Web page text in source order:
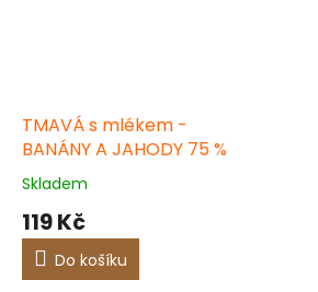
TMAVÁ s mlékem -
BANÁNY A JAHODY 75 %
Skladem
119 Kč
Do košíku